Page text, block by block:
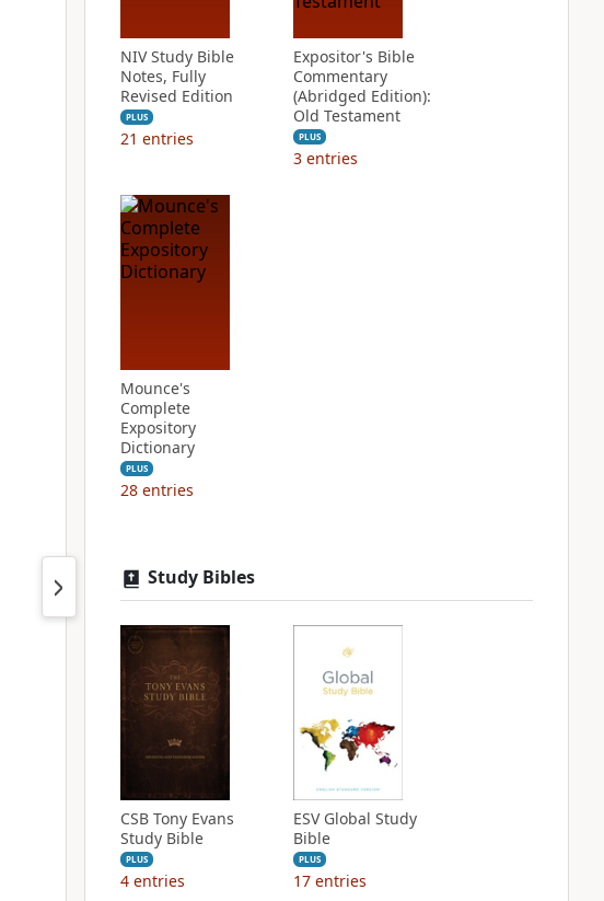
NIV Study Bible
Notes, Fully
Revised Edition
PLUS
21 entries
Expositor's Bible
Commentary
(Abridged Edition):
Old Testament
PLUS
3 entries
Mounce's
Complete
Expository
Dictionary
PLUS
28 entries
Study Bibles
CSB Tony Evans
Study Bible
PLUS
4 entries
ESV Global Study
Bible
PLUS
17 entries